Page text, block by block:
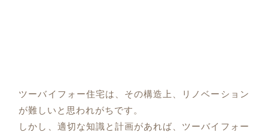
ツーバイフォー住宅は、その構造上、リノベーション
が難しいと思われがちです。
しかし、適切な知識と計画があれば、ツーバイフォー